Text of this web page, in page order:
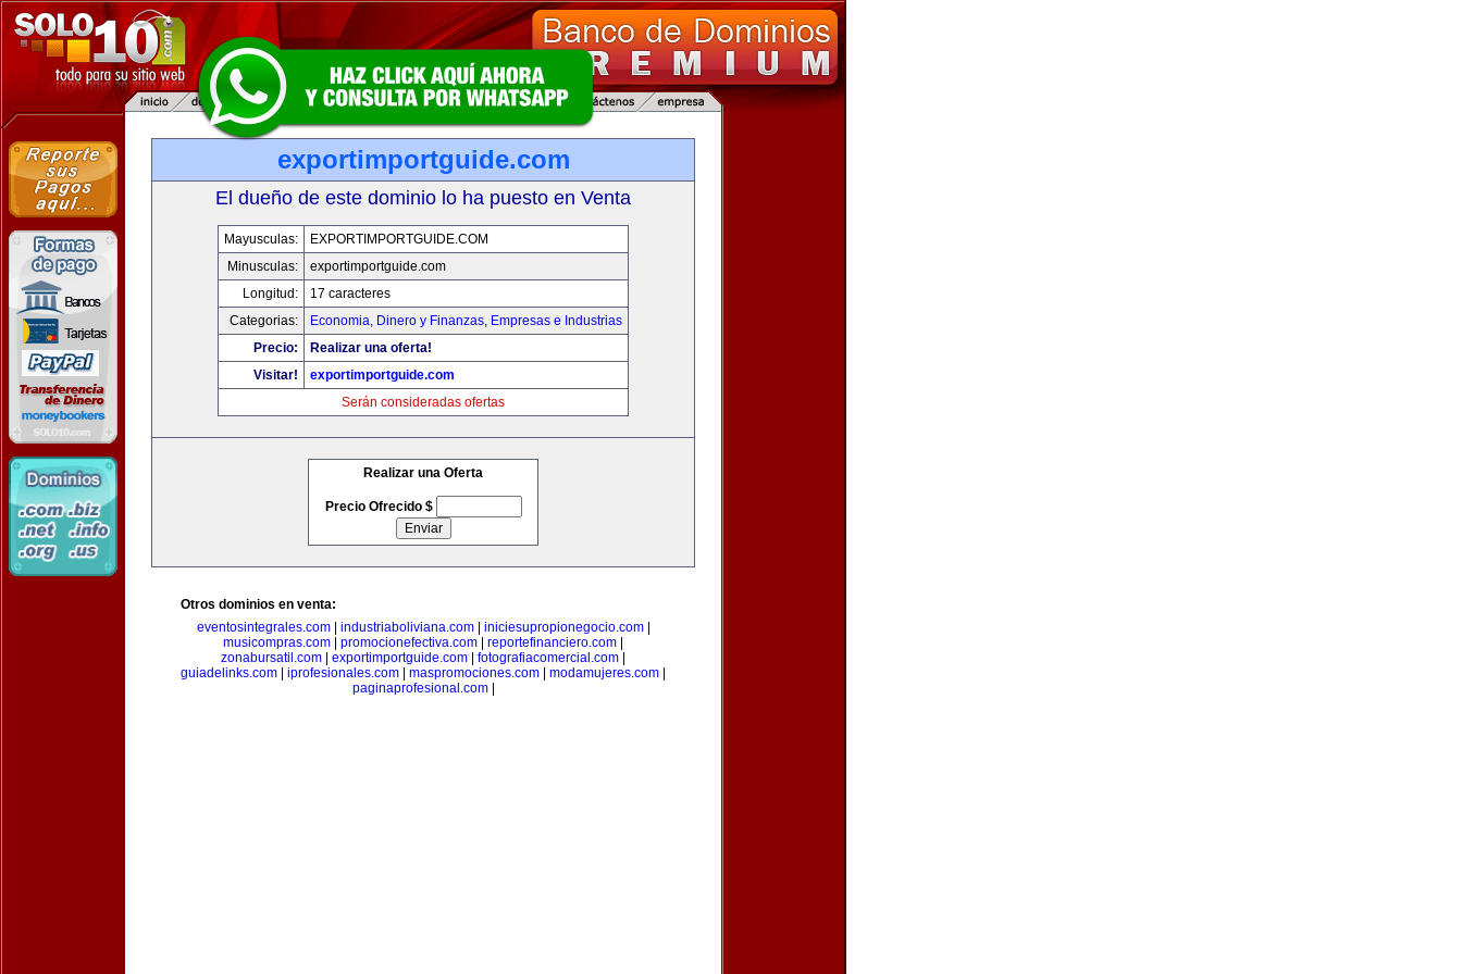
exportimportguide.com
El dueño de este dominio lo ha puesto en Venta
Mayusculas:
EXPORTIMPORTGUIDE.COM
Minusculas:
exportimportguide.com
Longitud:
17 caracteres
Categorias:
Economia, Dinero y Finanzas, Empresas e Industrias
Precio:
Realizar una oferta!
Visitar!
exportimportguide.com
Serán consideradas ofertas
Realizar una Oferta
Precio Ofrecido $
Otros dominios en venta:
eventosintegrales.com| industriaboliviana.com| iniciesupropionegocio.com|
musicompras.com
promocionefectiva.com reportefinanciero.com
zonabursatil.com
exportimportguide.com fotografiacomercial.com
guiadelinks.com
iprofesionales.com maspromociones.com modamujeres.com
paginaprofesional.com|